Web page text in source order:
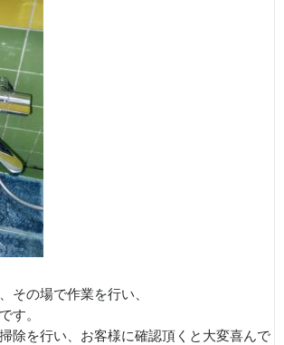
その場で作業を行い、
す。
除を行い、お客様に確認頂くと大変喜んで